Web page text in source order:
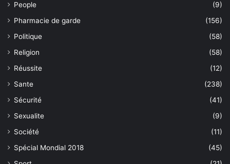
People
(9)
Pharmacie de garde
(156)
Politique
(58)
Religion
(58)
Réussite
(12)
Sante
(238)
Sécurité
(41)
Sexualite
(9)
Société
(11)
Spécial Mondial 2018
(45)